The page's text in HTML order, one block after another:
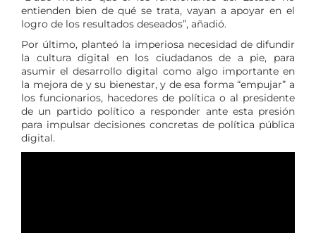
entienden bien de qué se trata, vayan a apoyar en el
logro de los resultados deseados”, añadió.
Por último, planteó la imperiosa necesidad de difundir
la cultura digital en los ciudadanos de a pie, para
asumir el desarrollo digital como algo importante en
la mejora de y su bienestar, y de esa forma “empujar” a
los funcionarios, hacedores de política o al presidente
de un partido político a responder ante esta presión
para impulsar decisiones concretas de política pública
digital.